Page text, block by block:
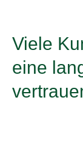
Viele
eine